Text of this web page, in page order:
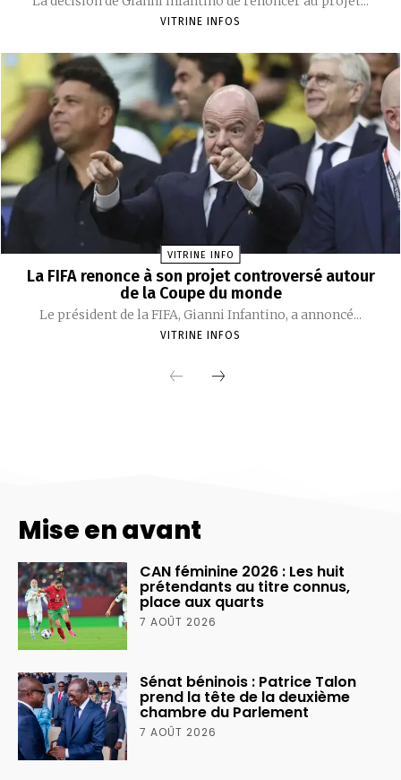
Mise en avant
CAN féminine 2026 : Les huit
prétendants au titre connus,
place aux quarts
7 AOÛT 2026
Sénat béninois : Patrice Talon
prend la tête de la deuxième
chambre du Parlement
7 AOÛT 2026